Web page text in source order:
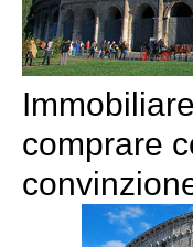
comprare